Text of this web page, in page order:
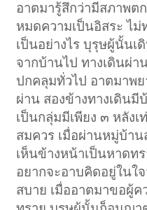
อาตมารู้สึกว่ามีสภาพต
หมดความเป็นอิสระ ไ
เป็นอย่างไร บุรุษผู้นั้น
จากบ้านไป ทางเดินผ่
ปกคลุมทั่วไป อาตมาพย
ผ่าน สองข้างทางเดิน
เป็นกลุ่มมีเพียง ๓ หลัง
สมควร เมื่อผ่านหมู่บ้า
เห็นข้างหน้าเป็นหาดท
อยากจะอาบคิดอยู่ในใ
สบาย เมื่ออาตมาขอผู้